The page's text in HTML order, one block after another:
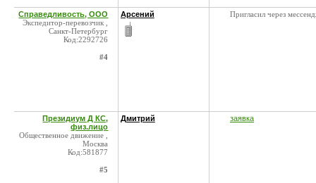
Справедливость, ООО
Экспедитор-перевозчик ,
Санкт-Петербург
Код:2292726
#4
Арсений Пригласил через
Президиум Д КС,
физ.лицо
Общественное движение ,
Москва
Код:581877
#5
Дмитрий заявка